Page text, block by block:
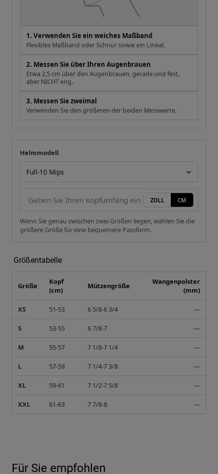
1. Verwenden Sie ein weiches Maßband
Flexibles Maßband oder Schnur sowie ein Lineal.
2. Messen Sie über Ihren Augenbrauen
Etwa 2,5 cm über den Augenbrauen, gerade und fest,
aber NICHT eng..
3. Messen Sie zweimal
Verwenden Sie den größeren der beiden Messwerte.
Ihre Messung
Helmmodell
ZOLL CM
Wenn Sie genau zwischen zwei Größen liegen, wählen Sie die
größere Größe für eine bequemere Passform.
Größentabelle
Größe
Kopf
(cm)
Mützengröße
Wangenpolster
(mm)
XS 51-53 6 5/8-6 3/4 —
S 53-55 6 7/8-7 —
M 55-57 7 1/8-7 1/4 —
L 57-59 7 1/4-7 3/8 —
XL 59-61 7 1/2-7 5/8 —
XXL 61-63 7 7/8-8 —
Für Sie empfohlen